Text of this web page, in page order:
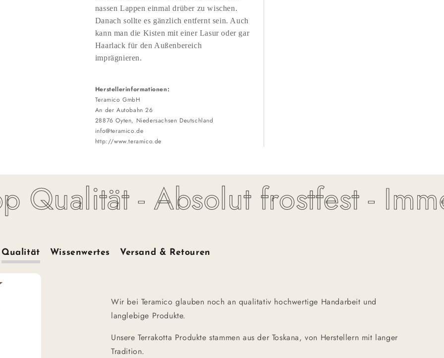
nassen Lappen einmal drüber zu wischen.
Danach sollte es gänzlich entfernt sein. Auch
kann man die Kisten mit einer Lasur oder gar
Haarlack für den Außenbereich
imprägnieren.
Herstellerinformationen:
Teramico GmbH
An der Autobahn 26
28876 Oyten, Niedersachsen Deutschland
info@teramico.de
http://www.teramico.de
- Absolut frostfest -
Qualität Wissenwertes Versand & Retouren
Wir bei Teramico glauben noch an qualitativ hochwertige Handarbeit und
langlebige Produkte.
Unsere Terrakotta Produkte stammen aus der Toskana, von Herstellern mit langer
Tradition.